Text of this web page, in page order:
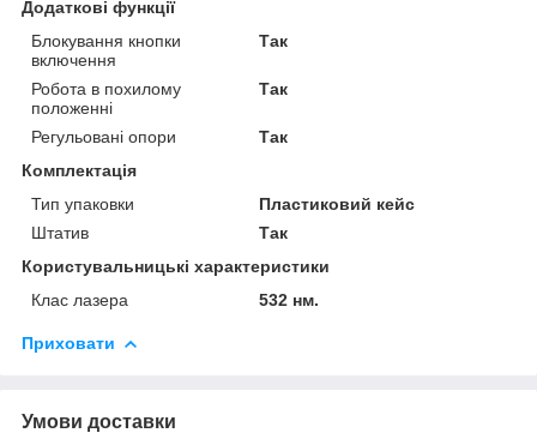
Додаткові функції
Блокування кнопки
включення
Так
Робота в похилому
положенні
Так
Регульовані опори
Так
Комплектація
Тип упаковки
Пластиковий кейс
Штатив
Так
Користувальницькі характеристики
Клас лазера
532 нм.
Приховати
Умови доставки